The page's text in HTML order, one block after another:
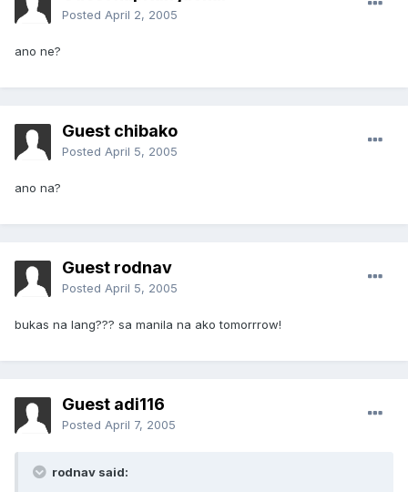
Posted April 2, 2005
ano ne?
Guest chibako
Posted April 5, 2005
ano na?
Guest rodnav
Posted April 5, 2005
bukas na lang??? sa manila na ako tomorrrow!
Guest adi116
Posted April 7, 2005
rodnav said: